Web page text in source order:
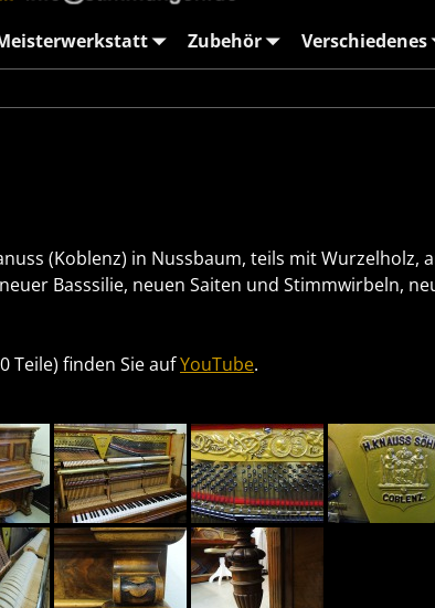
Zubehör Verschiedenes
(Koblenz) in Nussbaum, teils mit Wurzelholz,
Basssilie, neuen Saiten und Stimmwirbeln,
Teile) finden Sie aufYouTube.